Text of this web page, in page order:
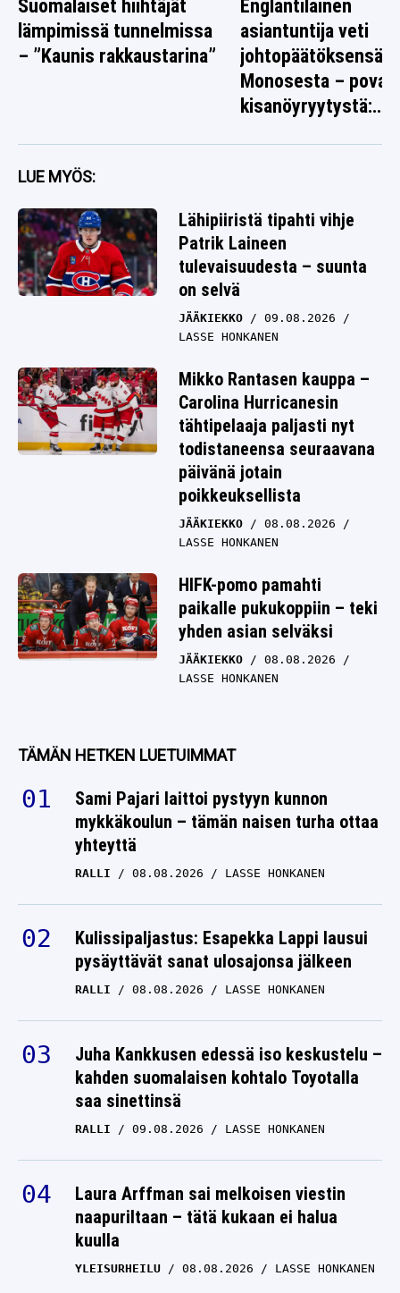
Suomalaiset hiihtäjät
lämpimissä tunnelmissa
– ”Kaunis rakkaustarina”
Englantilainen
asiantuntija veti
johtopäätöksensä
Monosesta – povaa
kisanöyryytystä:
LUE MYÖS:
Lähipiiristä tipahti vihje
Patrik Laineen
tulevaisuudesta – suunta
on selvä
JÄÄKIEKKO
09.08.2026
LASSE HONKANEN
Mikko Rantasen kauppa –
Carolina Hurricanesin
tähtipelaaja paljasti nyt
todistaneensa seuraavana
päivänä jotain
poikkeuksellista
JÄÄKIEKKO
08.08.2026
LASSE HONKANEN
HIFK-pomo pamahti
paikalle pukukoppiin – teki
yhden asian selväksi
JÄÄKIEKKO
08.08.2026
LASSE HONKANEN
TÄMÄN HETKEN LUETUIMMAT
Sami Pajari laittoi pystyyn kunnon
mykkäkoulun – tämän naisen turha ottaa
yhteyttä
RALLI 08.08.2026 LASSE HONKANEN
Kulissipaljastus: Esapekka Lappi lausui
pysäyttävät sanat ulosajonsa jälkeen
RALLI 08.08.2026 LASSE HONKANEN
Juha Kankkusen edessä iso keskustelu –
kahden suomalaisen kohtalo Toyotalla
saa sinettinsä
RALLI 09.08.2026 LASSE HONKANEN
Laura Arffman sai melkoisen viestin
naapuriltaan – tätä kukaan ei halua
kuulla
YLEISURHEILU 08.08.2026 LASSE HONKANEN